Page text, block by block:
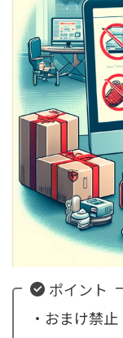
ポイント
・おまけ禁